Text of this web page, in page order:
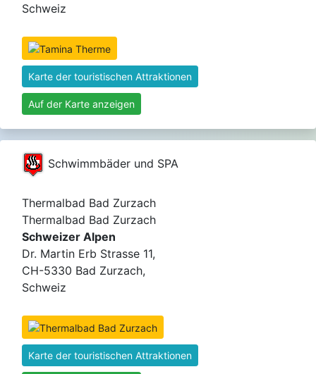
Schweiz
Karte der touristischen Attraktionen
Auf der Karte anzeigen
Schwimmbäder und SPA
Thermalbad Bad Zurzach
Thermalbad Bad Zurzach
Schweizer Alpen
Dr. Martin Erb Strasse 11,
CH-5330 Bad Zurzach,
Schweiz
Karte der touristischen Attraktionen